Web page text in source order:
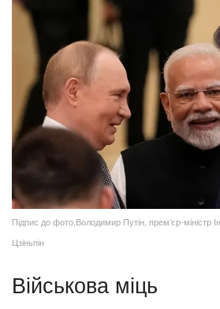
Підпис до фото,Володимир Путін, прем’єр-міністр
Цзіньпін
Військова міць